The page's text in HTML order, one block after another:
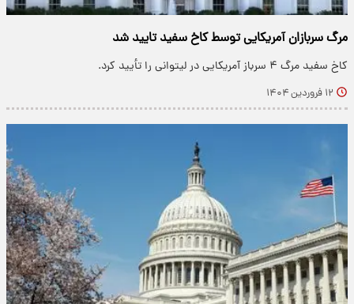
مرگ سربازان آمریکایی توسط کاخ سفید تایید شد
کاخ سفید مرگ ۴ سرباز آمریکایی در لیتوانی را تأیید کرد.
۱۲ فروردین ۱۴۰۴